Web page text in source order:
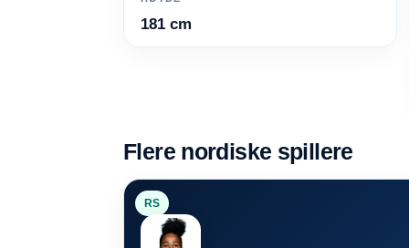
181 cm
Flere nordiske spillere
RS